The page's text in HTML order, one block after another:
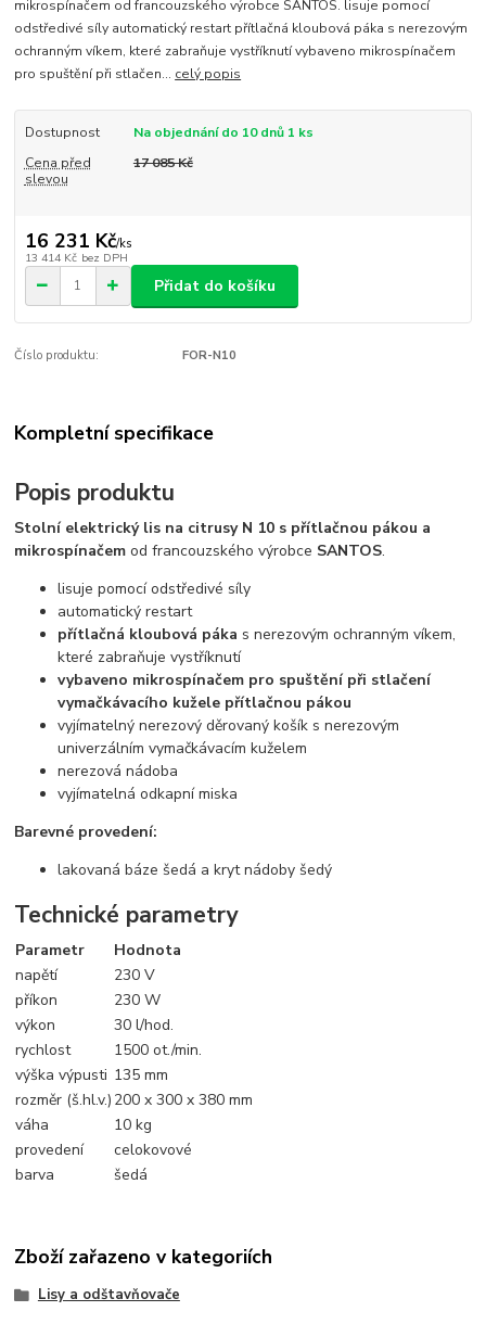
mikrospínačem od francouzského výrobce SANTOS. lisuje pomocí
odstředivé síly automatický restart přítlačná kloubová páka s nerezovým
ochranným víkem, které zabraňuje vystříknutí vybaveno mikrospínačem
pro spuštění při stlačen... celý popis
Dostupnost
Na objednání do 10 dnů 1 ks
Cena před
slevou
17 085 Kč
16 231 Kč/ks
13 414 Kč bez DPH
Přidat do košíku
Číslo produktu: FOR-N10
Kompletní specifikace
Popis produktu
Stolní elektrický lis na citrusy N 10 s přítlačnou pákou a
mikrospínačem od francouzského výrobce SANTOS.
lisuje pomocí odstředivé síly
automatický restart
přítlačná kloubová páka s nerezovým ochranným víkem,
které zabraňuje vystříknutí
vybaveno mikrospínačem pro spuštění při stlačení
vymačkávacího kužele přítlačnou pákou
vyjímatelný nerezový děrovaný košík s nerezovým
univerzálním vymačkávacím kuželem
nerezová nádoba
vyjímatelná odkapní miska
Barevné provedení:
lakovaná báze šedá a kryt nádoby šedý
Technické parametry
Parametr
Hodnota
napětí
230 V
příkon
230 W
výkon
30 l/hod.
rychlost
1500 ot./min.
výška výpusti 135 mm
rozměr (š.hl.v.) 200 x 300 x 380 mm
váha
10 kg
provedení
celokovové
barva
šedá
Zboží zařazeno v kategoriích
Lisy a odštavňovače